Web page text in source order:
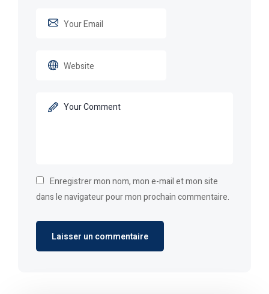
Enregistrer mon nom, mon e-mail et mon site
dans le navigateur pour mon prochain commentaire.